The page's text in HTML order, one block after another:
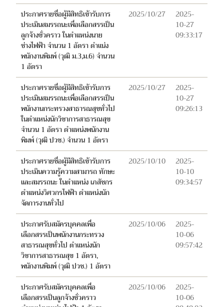
ประกาศรายชื่อผู้มีสิทธิเข้ารับการ
ประเมินสมรรถนะเพื่อเลือกสรรเป็น
ลูกจ้างชั่วคราว ในตำแหน่งนาย
ช่างไฟฟ้า จำนวน 1 อัตรา ตำแน่ง
พนักงานพิมพ์ (วุฒิ ม.3,ม.6) จำนวน
1 อัตรา
2025/10/27
2025-
10-27
09:33:17
ประกาศรายชื่อผู้มีสิทธิเข้ารับการ
ประเมินสมรรถนะเพื่อเลือกสรรเป็น
พนักงานกระทรวงสาธารณสุขทั่วไป
ในตำแหน่งนักวิชาการสาธารณสุข
จำนวน 1 อัตรา ตำแหน่งพนักงาน
พิมพ์ (วุฒิ ปวช.) จำนวน 1 อัตรา
2025/10/27
2025-
10-27
09:26:13
ประกาศรายชื่อผู้มีสิทธิเข้ารับการ
ประเมินความรู้ความสามารถ ทักษะ
และสมรรถนะ ในตำแหน่ง เภสัชกร
ตำแหน่งวิศวกรไฟฟ้า ตำแหน่งนัก
จัดการงานทั่วไป
2025/10/10
2025-
10-10
09:34:57
ประกาศรับสมัครบุคคลเพื่อ
เลือกสรรเป็นพนักงานกระทรวง
สาธารณสุขทั่วไป ตำแหน่งนัก
วิชาการสาธารณสุข 1 อัตรา,
พนักงานพิมพ์ (วุฒิ ปวช.) 1 อัตรา
2025/10/06
2025-
10-06
09:57:42
ประกาศรับสมัครบุคคลเพื่อ
เลือกสรรเป็นลูกจ้างชั่วคราว
2025/10/06
2025-
10-06